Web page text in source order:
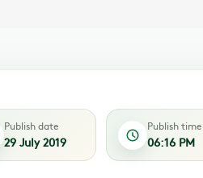
Publish date
29 July 2019
Publish time
06:16 PM